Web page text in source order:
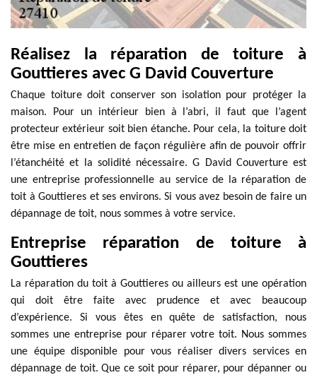
Réalisez la réparation de toiture à
Gouttieres avec G David Couverture
Chaque toiture doit conserver son isolation pour protéger la
maison. Pour un intérieur bien à l’abri, il faut que l’agent
protecteur extérieur soit bien étanche. Pour cela, la toiture doit
être mise en entretien de façon régulière afin de pouvoir offrir
l’étanchéité et la solidité nécessaire. G David Couverture est
une entreprise professionnelle au service de la réparation de
toit à Gouttieres et ses environs. Si vous avez besoin de faire un
dépannage de toit, nous sommes à votre service.
Entreprise réparation de toiture à
Gouttieres
La réparation du toit à Gouttieres ou ailleurs est une opération
qui doit être faite avec prudence et avec beaucoup
d’expérience. Si vous êtes en quête de satisfaction, nous
sommes une entreprise pour réparer votre toit. Nous sommes
une équipe disponible pour vous réaliser divers services en
dépannage de toit. Que ce soit pour réparer, pour dépanner ou